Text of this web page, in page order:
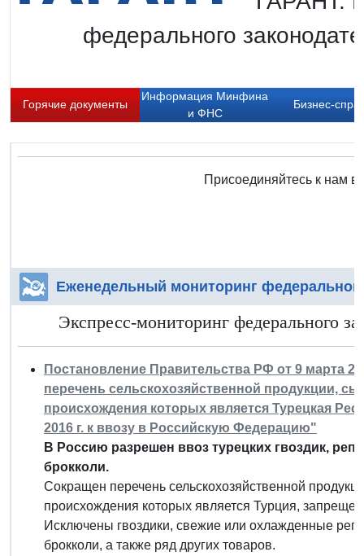
федерального
Горячие документы
Информация Минфина
и ФНС
Бизнес-
Присоединяйтесь к нам в:
Еженедельный мониторинг
Экспресс-мониторинг федерального
Постановление Правительства РФ от 9 марта
перечень сельскохозяйственной продукции,
происхождения которых является Турецкая
2016 г. к ввозу в Российскую Федерацию"
В Россию разрешен ввоз турецких гвоздик,
брокколи.
Сокращен перечень сельскохозяйственной
происхождения которых является Турция,
Исключены гвоздики, свежие или охлажденные
брокколи, а также ряд других товаров.